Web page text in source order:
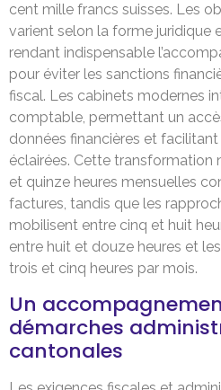
cent mille francs suisses. Les
varient selon la forme juridique
rendant indispensable
pour éviter les sanctions
fiscal. Les cabinets modernes
comptable, permettant un
données financières et
éclairées. Cette transformation
et quinze heures mensuelles
factures, tandis que les
mobilisent entre cinq et huit
entre huit et douze heures et
trois et cinq heures par mois.
Un
démarches
cantonales